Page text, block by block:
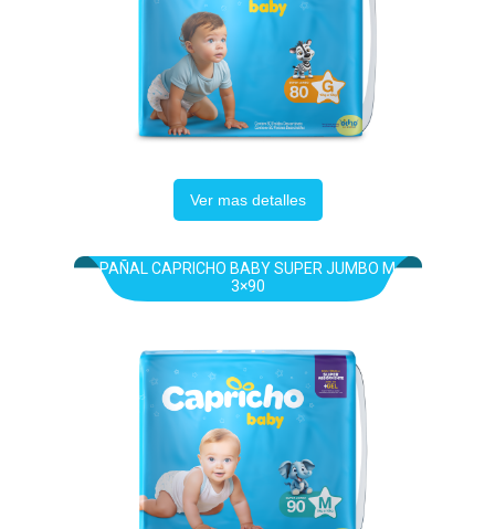
Ver mas detalles
PAÑAL CAPRICHO BABY SUPER JUMBO M
3×90